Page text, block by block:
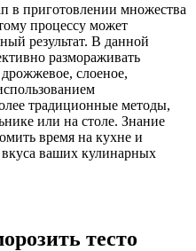
в приготовлении множества
процессу может
результат. В данной
размораживать
слоеное,
традиционные методы,
или на столе. Знание
время на кухне и
вкуса ваших кулинарных
тесто